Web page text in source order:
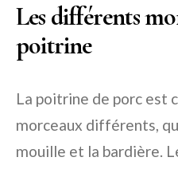
Les différents
poitrine
La poitrine de porc est
morceaux différents,
mouille et la bardière.